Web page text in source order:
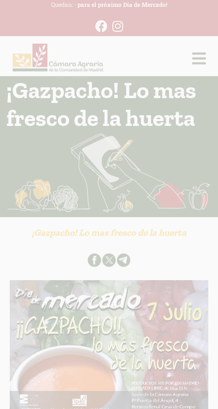
Quedan: -para el próximo Día de Mercado!
¡Gazpacho! Lo mas
fresco de la huerta
¡Gazpacho! Lo mas fresco de la huerta